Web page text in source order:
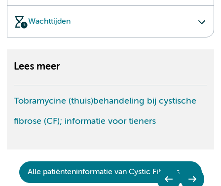
Wachttijden
Lees meer
Tobramycine (thuis)behandeling bij cystische
fibrose (CF); informatie voor tieners
Alle patiënteninformatie van Cystic Fibrosis